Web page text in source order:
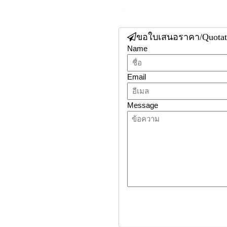
ขอใบเสนอราคา/
Name
Email
Message